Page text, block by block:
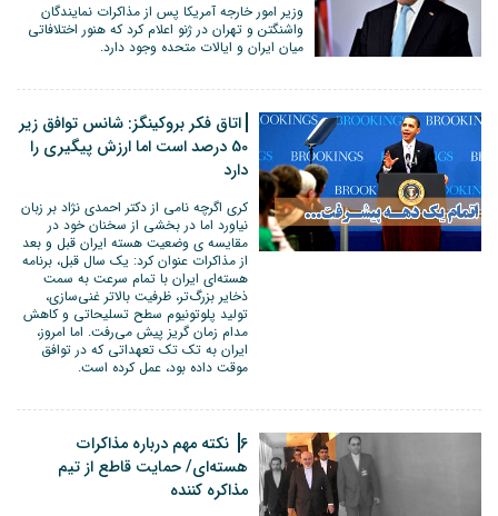
وزیر امور خارجه آمریکا پس از مذاکرات نمایندگان
واشنگتن و تهران در ژنو اعلام کرد که هنور اختلافاتی
میان ایران و ایالات متحده وجود دارد.
اتاق فکر بروکینگز: شانس توافق زیر
50 درصد است اما ارزش پیگیری را
دارد
کری اگرچه نامی از دکتر احمدی نژاد بر زبان
نیاورد اما در بخشی از سخنان خود در
مقایسه ی وضعیت هسته ایران قبل و بعد
از مذاکرات عنوان کرد: یک سال قبل، برنامه
هسته‌ای ایران با تمام سرعت به سمت
ذخایر بزرگ‌تر، ظرفیت بالا‌تر غنی‌سازی،
تولید پلوتونیوم سطح تسلیحاتی و کاهش
مدام زمان گریز پیش می‌رفت. اما امروز،
ایران به تک تک تعهداتی که در توافق
موقت داده بود، عمل کرده است.
6 نکته مهم درباره مذاکرات
هسته‌ای/ حمایت قاطع از تیم
مذاکره کننده